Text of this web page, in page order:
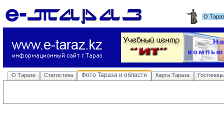
О
О Таразе Статистика Фото Тараза и области Карта Тараза